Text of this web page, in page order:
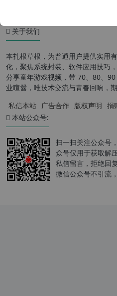
关于我们
本扎根草根，为普通用户提供实用
化，聚焦系统封装、软件应用技巧
分享童年游戏视频，带 70、80、
业喧嚣，唯技术交流与青春回响，
私信本站 广告合作 版权声明 捐
本站公众号:
扫一扫关注公众号
众号仅用于获取解
私信留言，拒绝回复
微信公众号不引流